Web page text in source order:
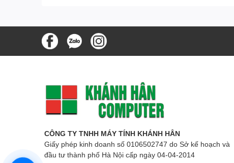
CÔNG TY TNHH MÁY TÍNH KHÁNH HÂN
Giấy phép kinh doanh số 0106502747 do Sở kế hoạch và
đầu tư thành phố Hà Nội cấp ngày 04-04-2014